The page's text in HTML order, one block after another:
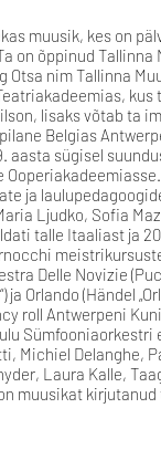
muusik, kes on
on õppinud
Otsa nim Tallinna
lisaks võtab ta
Belgias
aasta sügisel
ja
Ljudko, Sofia
talle Itaaliast ja
Delle Novizie
ja Orlando (Händel
roll Antwerpeni
Michiel Delanghe,
Laura Kalle,
muusikat